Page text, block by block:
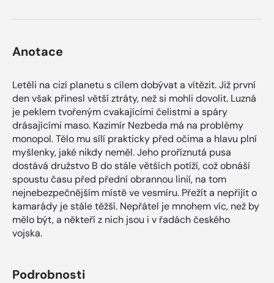
Anotace
Letěli na cizí planetu s cílem dobývat a vítězit. Již první
den však přinesl větší ztráty, než si mohli dovolit. Luzná
je peklem tvořeným cvakajícími čelistmi a spáry
drásajícími maso. Kazimír Nezbeda má na problémy
monopol. Tělo mu sílí prakticky před očima a hlavu plní
myšlenky, jaké nikdy neměl. Jeho proříznutá pusa
dostává družstvo B do stále větších potíží, což obnáší
spoustu času před přední obrannou linií, na tom
nejnebezpečnějším místě ve vesmíru. Přežít a nepřijít o
kamarády je stále těžší. Nepřátel je mnohem víc, než by
mělo být, a někteří z nich jsou i v řadách českého
vojska.
Podrobnosti